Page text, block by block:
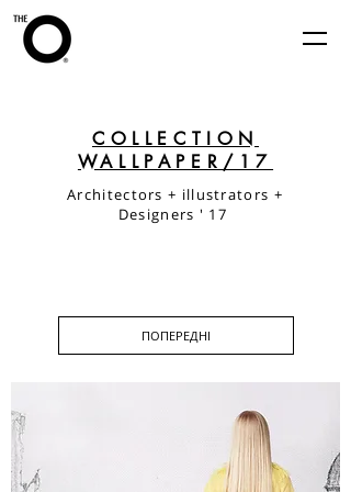
COLLECTION
WALLPAPER/17
Architectors + illustrators +
Designers ' 17
ПОПЕРЕДНІ